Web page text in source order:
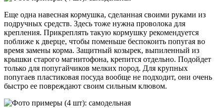
Еще одна навесная кормушка, сделанная своими руками из
подручных средств. Здесь тоже нужна проволока для
крепления. Прикреплять такую кормушку рекомендуется
поближе к дверце, чтобы поменьше беспокоить попугая во
время замены корма. Защитный козырек, выпиленный из
крышки старого магнитофона, крепится отдельно. Подойдет
только для попугайчиков мелких пород. Для крупных
попугаев пластиковая посуда вообще не подходит, они очень
быстро ее повреждают своим сильным клювом.